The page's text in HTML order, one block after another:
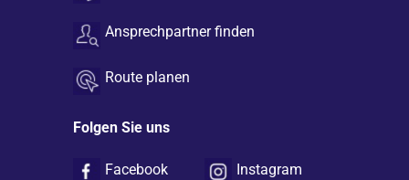
Ansprechpartner finden
Route planen
Folgen Sie uns
Facebook Instagram